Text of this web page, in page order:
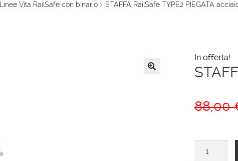
Linee Vita RailSafe con binario STAFFA RailSafe TYPE2 PIEGATA
In offerta!
88,00